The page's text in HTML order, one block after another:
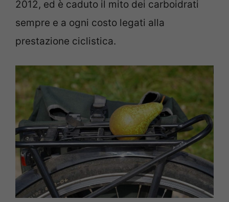
2012, ed è caduto il mito dei carboidrati
sempre e a ogni costo legati alla
prestazione ciclistica.